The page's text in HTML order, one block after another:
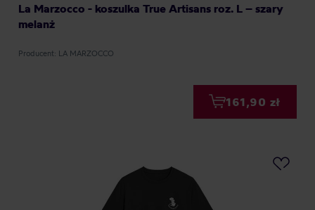
La Marzocco - koszulka True Artisans roz. L – szary
melanż
Producent: LA MARZOCCO
161,90 zł